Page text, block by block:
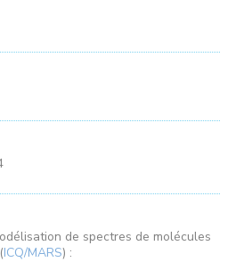
de spectres de molécules
ICQ/MARS) :